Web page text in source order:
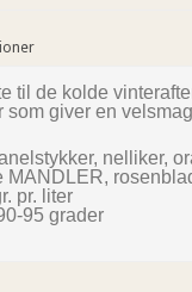
til de kolde
som giver en
nelliker,
MANDLER,
pr. liter
95 grader